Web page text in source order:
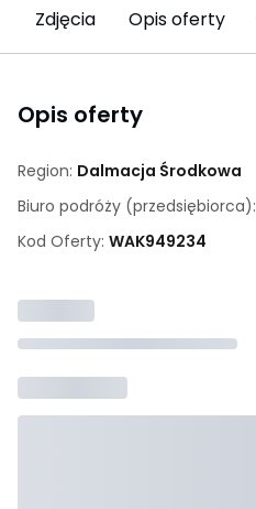
Zdjęcia Opis oferty
Opis oferty
Region: Dalmacja Środkowa
Biuro podróży (przedsiębiorca):
Kod Oferty: WAK949234